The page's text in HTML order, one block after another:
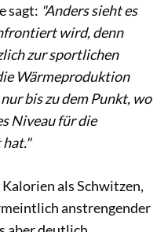
sagt: "Anders sieht es
wird, denn
zur sportlichen
Wärmeproduktion
bis zu dem Punkt, wo
Niveau für die
als Schwitzen,
anstrengender